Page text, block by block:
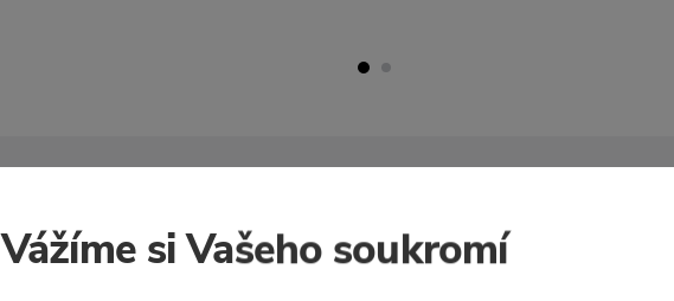
Vážíme si Vašeho soukromí